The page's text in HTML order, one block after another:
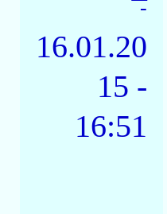
-
16.01.20
15 -
16:51